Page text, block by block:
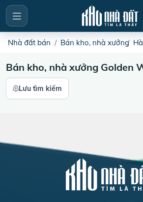
Nhà đất bán Bán kho, nhà xưởng
Bán kho, nhà xưởng Golden
Lưu tìm kiếm